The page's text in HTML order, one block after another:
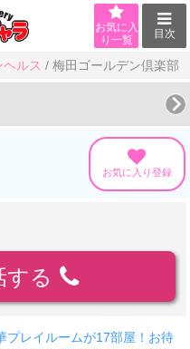
目次
お気に入
り一覧
ルス / 梅田ゴールデン倶楽部
お気に入り登録
する
プレイルームが17部屋！お待